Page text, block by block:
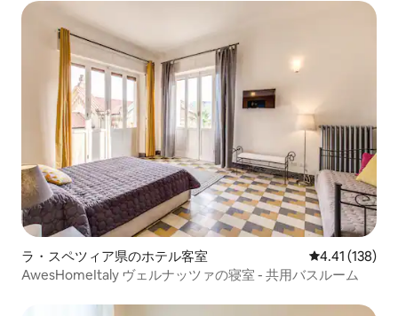
ラ・スペツィア県のホテル客室 レビュー138
4.41 (138)
AwesHomeItaly ヴェルナッツァの寝室 - 共用バスルーム